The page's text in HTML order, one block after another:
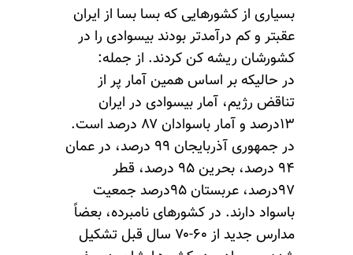
بسیاری از کشورهایی که بسا بسا از ایران
عقبتر و کم درآمدتر بودند بیسوادی را در
کشورشان ریشه کن کردند. از جمله:
در حالیکه بر اساس همین آمار پر از
تناقض رژیم، آمار بیسوادی در ایران
۱۳درصد و آمار باسوادان ۸۷ درصد است.
در جمهوری آذربایجان ۹۹ درصد، در عمان
۹۴ درصد، بحرین ۹۵ درصد، قطر
۹۷درصد، عربستان ۹۵درصد جمعیت
باسواد دارند. در کشورهای نامبرده، بعضاً
مدارس جدید از ۶۰-۷۰ سال قبل تشکیل